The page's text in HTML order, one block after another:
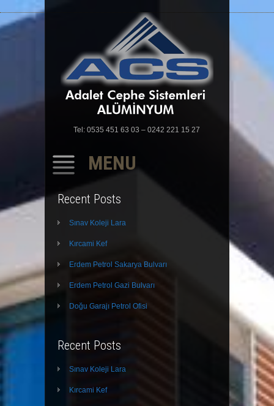
Tel: 0535 451 63 03 – 0242 221 15 27
MENU
TO
Recent Posts
Sınav Koleji Lara
Kırcami Kef
Erdem Petrol Sakarya Bulvarı
Erdem Petrol Gazi Bulvarı
Doğu Garajı Petrol Ofisi
Recent Posts
Sınav Koleji Lara
Kırcami Kef